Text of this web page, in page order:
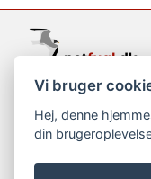
support@netfugl.dk
copyright © 2002-
Vi bruger
Hej, denne
din